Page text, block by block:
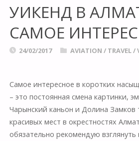
УИКЕНД В
САМОЕ
24/02/2017 AVIATION / TRAVEL/
Самое интересное в коротких
– это постоянная смена картинки,
Чарынский каньон и Долина Замков
красивых мест в окрестностях
обязательно рекомендую